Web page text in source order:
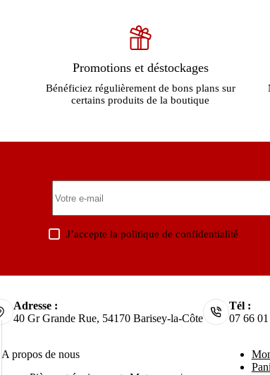
Promotions et déstockages
Bénéficiez régulièrement de bons plans sur
certains produits de la boutique
J’accepte lapolitique de confidentialité
Adresse :
40 Gr Grande Rue, 54170 Barisey-la-Côte
Tél :
07 66
A propos de nous